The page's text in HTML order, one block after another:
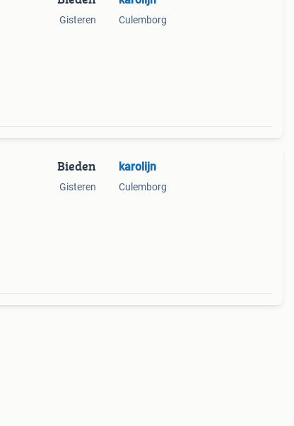
Gisteren Culemborg
Bieden
Gisteren
karolijn
Culemborg